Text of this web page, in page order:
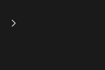
姿を現した。傘妖怪にさらわれた秀
一は、ボロボロになったゴミたちの